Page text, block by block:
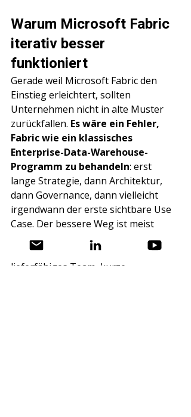
Warum Microsoft Fabric
iterativ besser
funktioniert
Gerade weil Microsoft Fabric den
Einstieg erleichtert, sollten
Unternehmen nicht in alte Muster
zurückfallen. Es wäre ein Fehler,
Fabric wie ein klassisches
Enterprise-Data-Warehouse-
Programm zu behandeln: erst
lange Strategie, dann Architektur,
dann Governance, dann vielleicht
irgendwann der erste sichtbare Use
Case. Der bessere Weg ist meist
umgekehrt. Ein klar umrissener
Business Case, ein kleines
lieferfähiges Team, kurze